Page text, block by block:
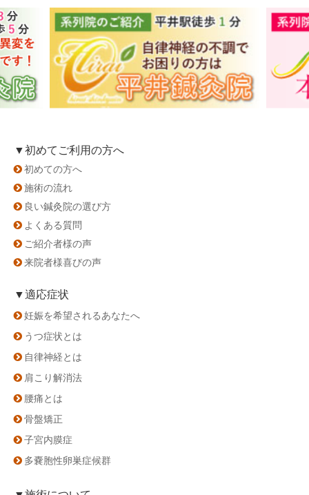
▼初めてご利用の方へ
初めての方へ
施術の流れ
良い鍼灸院の選び方
よくある質問
ご紹介者様の声
来院者様喜びの声
▼適応症状
妊娠を希望されるあなたへ
うつ症状とは
自律神経とは
肩こり解消法
腰痛とは
骨盤矯正
子宮内膜症
多嚢胞性卵巣症候群